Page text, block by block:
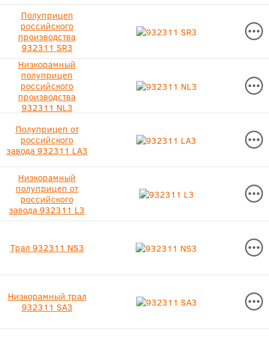
Полуприцеп
российского
производства
932311 SR3
Низкорамный
полуприцеп
российского
производства
932311 NL3
Полуприцеп от
российского
завода 932311 LA3
Низкорамный
полуприцеп от
российского
завода 932311 L3
Трал 932311 NS3
Низкорамный трал
932311 SA3